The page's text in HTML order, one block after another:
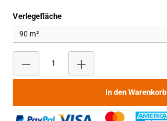
Verlegeflächeauswählen
In den Warenkorb